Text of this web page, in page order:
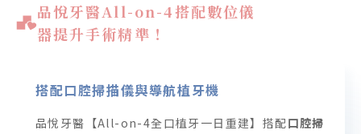
品悅牙醫All-on-4搭配數位儀
器提升手術精準！
搭配口腔掃描儀與導航植牙機
品悅牙醫【All-on-4全口植牙一日重建】搭配口腔掃